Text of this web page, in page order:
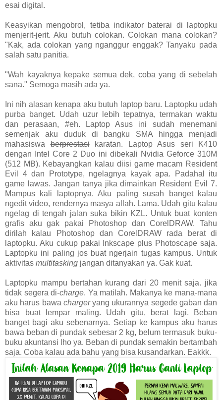
esai digital.
Keasyikan mengobrol, tetiba indikator baterai di laptopku
menjerit-jerit. Aku butuh colokan. Colokan mana colokan?
"Kak, ada colokan yang nganggur enggak? Tanyaku pada
salah satu panitia.
"Wah kayaknya kepake semua dek, coba yang di sebelah
sana." Semoga masih ada ya.
Ini nih alasan kenapa aku butuh laptop baru. Laptopku udah
purba banget. Udah uzur lebih tepatnya, termakan waktu
dan perasaan, #eh. Laptop Asus ini sudah menemani
semenjak aku duduk di bangku SMA hingga menjadi
mahasiswaberprestasikaratan. Laptop Asus seri K410
dengan Intel Core 2 Duo ini dibekali Nvidia Geforce 310M
(512 MB). Kebayangkan kalau diisi game macam Resident
Evil 4 dan Prototype, ngelagnya kayak apa. Padahal itu
game lawas. Jangan tanya jika dimainkan Resident Evil 7.
Mampus kali laptopnya. Aku paling susah banget kalau
ngedit video, rendernya masya allah. Lama. Udah gitu kalau
ngelag di tengah jalan suka bikin KZL. Untuk buat konten
grafis aku gak pakai Photoshop dan CorelDRAW. Tahu
dirilah kalau Photoshop dan CorelDRAW rada berat di
laptopku. Aku cukup pakai Inkscape plus Photoscape saja.
Laptopku ini paling jos buat ngerjain tugas kampus. Untuk
aktivitas multitasking jangan ditanyakan ya. Gak kuat.
Laptopku mampu bertahan kurang dari 20 menit saja. jika
tidak segera di-charge. Ya matilah. Makanya ke mana-mana
aku harus bawa chargeryang ukurannya segede gaban dan
bisa buat lempar maling. Udah gitu, berat lagi. Beban
banget bagi aku sebenarnya. Setiap ke kampus aku harus
bawa beban di pundak sebesar 2 kg, belum termasuk buku-
buku akuntansi lho ya. Beban di pundak semakin bertambah
saja. Coba kalau ada bahu yang bisa kusandarkan. Eakkk.